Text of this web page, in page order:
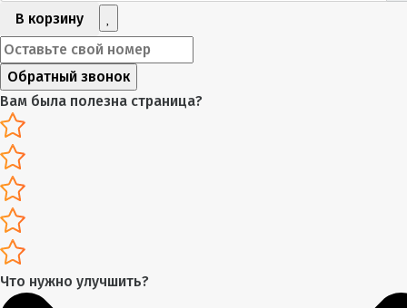
В корзину
Обратный звонок
Вам была полезна страница?
Что нужно улучшить?